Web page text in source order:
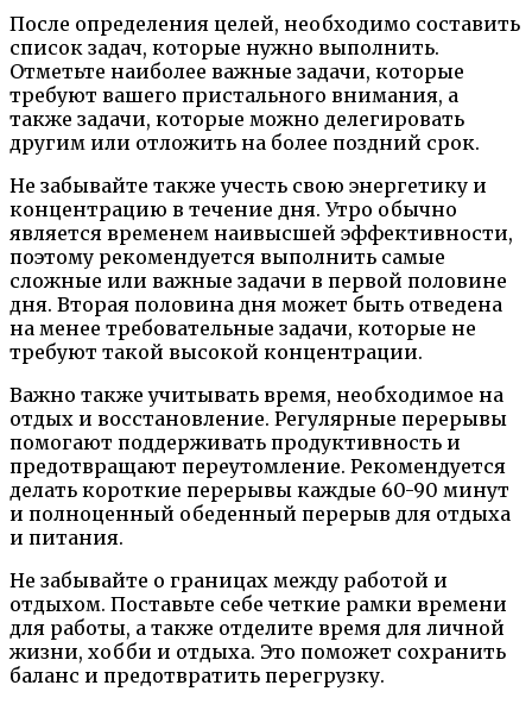
После определения целей, необходимо составить
список задач, которые нужно выполнить.
Отметьте наиболее важные задачи, которые
требуют вашего пристального внимания, а
также задачи, которые можно делегировать
другим или отложить на более поздний срок.
Не забывайте также учесть свою энергетику и
концентрацию в течение дня. Утро обычно
является временем наивысшей эффективности,
поэтому рекомендуется выполнить самые
сложные или важные задачи в первой половине
дня. Вторая половина дня может быть отведена
на менее требовательные задачи, которые не
требуют такой высокой концентрации.
Важно также учитывать время, необходимое на
отдых и восстановление. Регулярные перерывы
помогают поддерживать продуктивность и
предотвращают переутомление. Рекомендуется
делать короткие перерывы каждые 60-90 минут
и полноценный обеденный перерыв для отдыха
и питания.
Не забывайте о границах между работой и
отдыхом. Поставьте себе четкие рамки времени
для работы, а также отделите время для личной
жизни, хобби и отдыха. Это поможет сохранить
баланс и предотвратить перегрузку.